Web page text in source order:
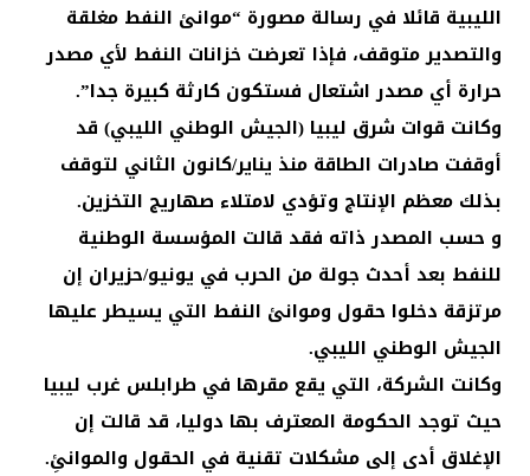
الليبية قائلا في رسالة مصورة “موانئ النفط مغلقة
والتصدير متوقف، فإذا تعرضت خزانات النفط لأي مصدر
حرارة أي مصدر اشتعال فستكون كارثة كبيرة جدا”.
وكانت قوات شرق ليبيا (الجيش الوطني الليبي) قد
أوقفت صادرات الطاقة منذ يناير/كانون الثاني لتوقف
بذلك معظم الإنتاج وتؤدي لامتلاء صهاريج التخزين.
و حسب المصدر ذاته فقد قالت المؤسسة الوطنية
للنفط بعد أحدث جولة من الحرب في يونيو/حزيران إن
مرتزقة دخلوا حقول وموانئ النفط التي يسيطر عليها
الجيش الوطني الليبي.
وكانت الشركة، التي يقع مقرها في طرابلس غرب ليبيا
حيث توجد الحكومة المعترف بها دوليا، قد قالت إن
الإغلاق أدى إلى مشكلات تقنية في الحقول والموانئِ.